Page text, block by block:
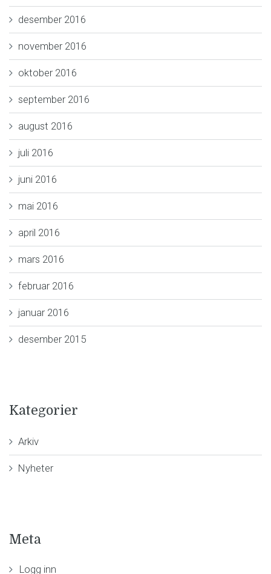
desember 2016
november 2016
oktober 2016
september 2016
august 2016
juli 2016
juni 2016
mai 2016
april 2016
mars 2016
februar 2016
januar 2016
desember 2015
Kategorier
Arkiv
Nyheter
Meta
Logg inn